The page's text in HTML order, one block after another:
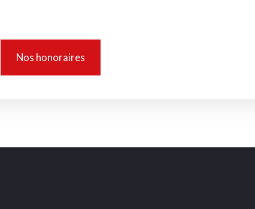
Nos honoraires